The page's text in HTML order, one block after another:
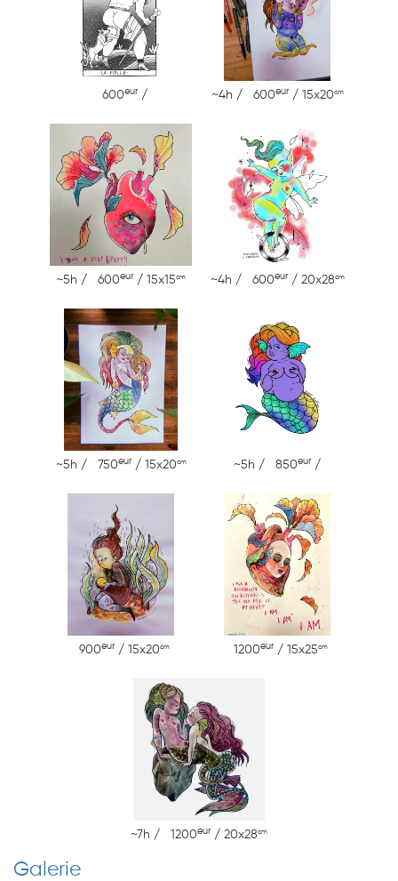
600eur / ~4h / 600eur / 15x20cm
~5h / 600eur / 15x15cm ~4h / 600eur / 20x28cm
~5h / 750eur / 15x20cm ~5h / 850eur /
900eur / 15x20cm 1200eur / 15x25cm
~7h / 1200eur / 20x28cm
Galerie